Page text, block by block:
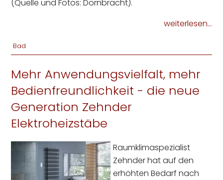
(Quelle und Fotos: Dornbracht).
weiterlesen...
Bad
Mehr Anwendungsvielfalt, mehr
Bedienfreundlichkeit - die neue
Generation Zehnder
Elektroheizstäbe
Raumklimaspezialist
Zehnder hat auf den
erhöhten Bedarf nach